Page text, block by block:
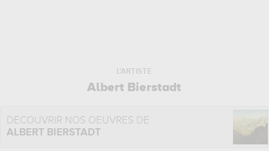
L'ARTISTE
Albert Bierstadt
DÉCOUVRIR NOS OEUVRES DE
ALBERT BIERSTADT